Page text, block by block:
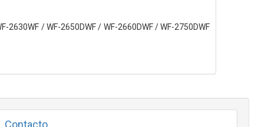
2630WF / WF-2650DWF / WF-2660DWF / WF-2750DWF